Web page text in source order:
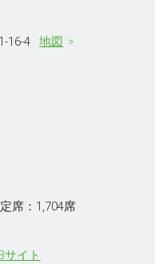
16-4 地図
席：1,704席
サイト